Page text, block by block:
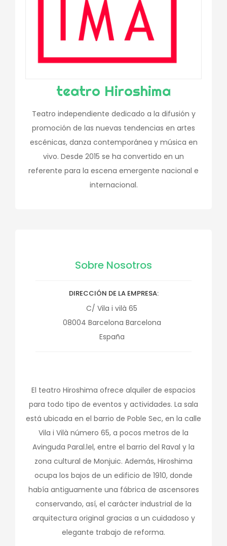
teatro Hiroshima
Teatro independiente dedicado a la difusión y
promoción de las nuevas tendencias en artes
escénicas, danza contemporánea y música en
vivo. Desde 2015 se ha convertido en un
referente para la escena emergente nacional e
internacional.
Sobre Nosotros
DIRECCIÓN DE LA EMPRESA
C/ Vila i vilà 65
08004 Barcelona Barcelona
España
El teatro Hiroshima ofrece alquiler de espacios
para todo tipo de eventos y actividades. La sala
está ubicada en el barrio de Poble Sec, en la calle
Vila i Vilà número 65, a pocos metros de la
Avinguda Paral.lel, entre el barrio del Raval y la
zona cultural de Monjuic. Además, Hiroshima
ocupa los bajos de un edificio de 1910, donde
había antiguamente una fábrica de ascensores
conservando, así, el carácter industrial de la
arquitectura original gracias a un cuidadoso y
elegante trabajo de reforma.